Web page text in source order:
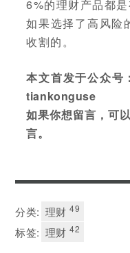
6%的理财产品都是
如果选择了高风险
收割的。
本文首发于公众号
tiankonguse
如果你想留言，可
言。
分类: 理财49
标签: 理财42